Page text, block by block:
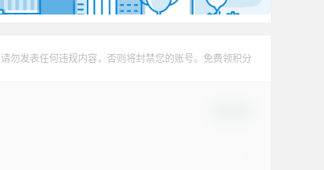
请勿发表任何违规内容，否则将封禁您的账号。免费领积分